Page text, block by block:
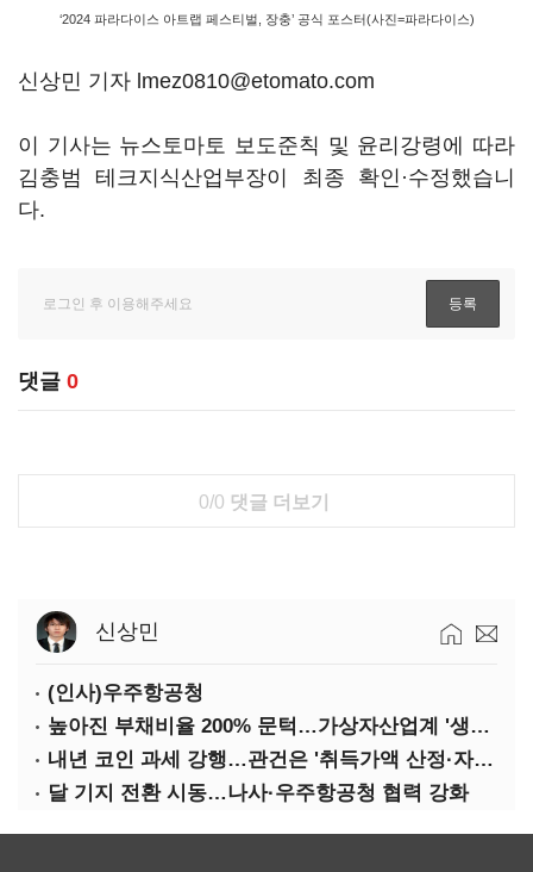
‘2024 파라다이스 아트랩 페스티벌, 장충’ 공식 포스터(사진=파라다이스)
신상민 기자 lmez0810@etomato.com
이 기사는 뉴스토마토 보도준칙 및 윤리강령에 따라
김충범 테크지식산업부장이 최종 확인·수정했습니
다.
댓글 0
0/0 댓글 더보기
신상민
(인사)우주항공청
높아진 부채비율 200% 문턱…가상자산업계 '생존 시험대'
내년 코인 과세 강행…관건은 '취득가액 산정·자산 이동'
달 기지 전환 시동…나사·우주항공청 협력 강화